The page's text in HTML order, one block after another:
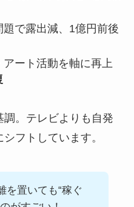
題で露出減、1億円前後
アート活動を軸に再上
。テレビよりも自発
フトしています。
を置いても“稼ぐ